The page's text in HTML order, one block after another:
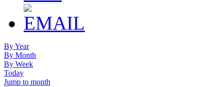
By Year
By Month
By Week
Today
Jump to month